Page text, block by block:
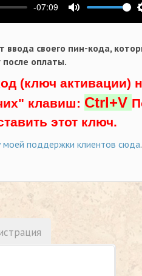
-07:09
Выключить
своего пин-кода,
после оплаты.
(ключ активации)
клавиш: Ctrl+V
этот ключ.
моей поддержки клиентов сюда.